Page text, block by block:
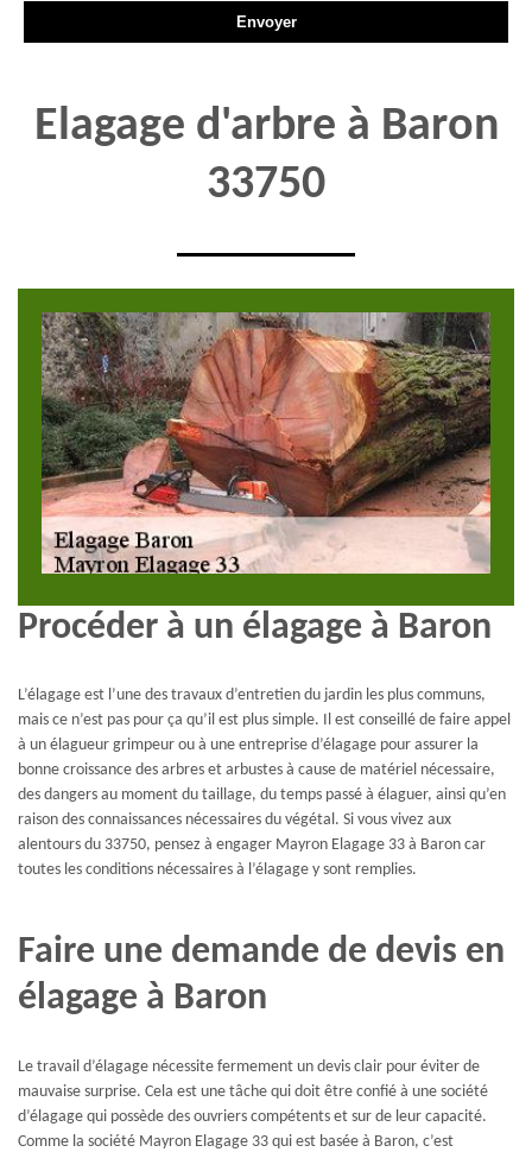
Elagage d'arbre à Baron
33750
Procéder à un élagage à Baron
L’élagage est l’une des travaux d’entretien du jardin les plus communs,
mais ce n’est pas pour ça qu’il est plus simple. Il est conseillé de faire appel
à un élagueur grimpeur ou à une entreprise d’élagage pour assurer la
bonne croissance des arbres et arbustes à cause de matériel nécessaire,
des dangers au moment du taillage, du temps passé à élaguer, ainsi qu’en
raison des connaissances nécessaires du végétal. Si vous vivez aux
alentours du 33750, pensez à engager Mayron Elagage 33 à Baron car
toutes les conditions nécessaires à l’élagage y sont remplies.
Faire une demande de devis en
élagage à Baron
Le travail d’élagage nécessite fermement un devis clair pour éviter de
mauvaise surprise. Cela est une tâche qui doit être confié à une société
d’élagage qui possède des ouvriers compétents et sur de leur capacité.
Comme la société Mayron Elagage 33 qui est basée à Baron, c’est